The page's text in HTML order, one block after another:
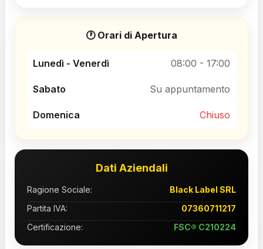
🕐 Orari di Apertura
Lunedì - Venerdì 08:00 - 17:00
Sabato Su appuntamento
Domenica Chiuso
Dati Aziendali
Ragione Sociale:
Black Label SRL
Partita IVA:
07360711217
Certificazione:
FSC® C210224